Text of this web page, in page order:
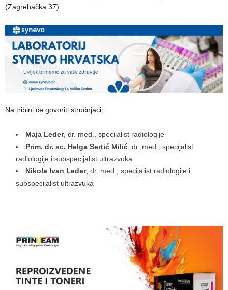
(Zagrebačka 37).
Na tribini će govoriti stručnjaci:
Maja Leder, dr. med., specijalist radiologije
Prim. dr. sc. Helga Sertić Milić , dr. med., specijalist
radiologije i subspecijalist ultrazvuka
Nikola Ivan Leder, dr. med., specijalist radiologije i
subspecijalist ultrazvuka